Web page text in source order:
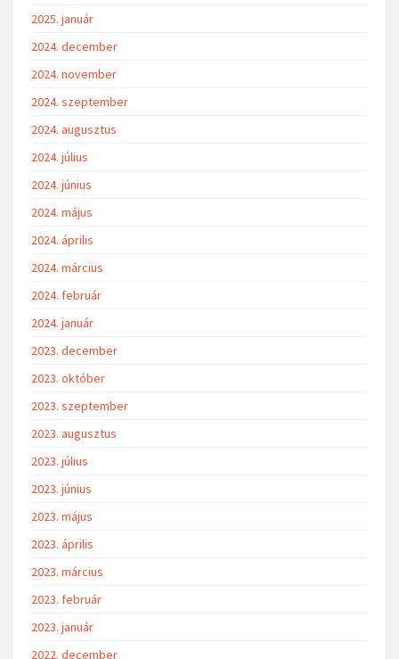
2025. január
2024. december
2024. november
2024. szeptember
2024. augusztus
2024. július
2024. június
2024. május
2024. április
2024. március
2024. február
2024. január
2023. december
2023. október
2023. szeptember
2023. augusztus
2023. július
2023. június
2023. május
2023. április
2023. március
2023. február
2023. január
2022. december